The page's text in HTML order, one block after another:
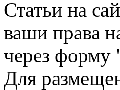
Статьи на
ваши права
через форму
Для